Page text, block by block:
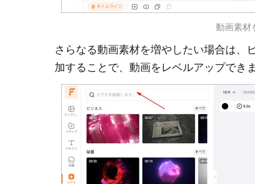
動画素材
さらなる動画素材を増やしたい場合は、
加することで、動画をレベルアップできま